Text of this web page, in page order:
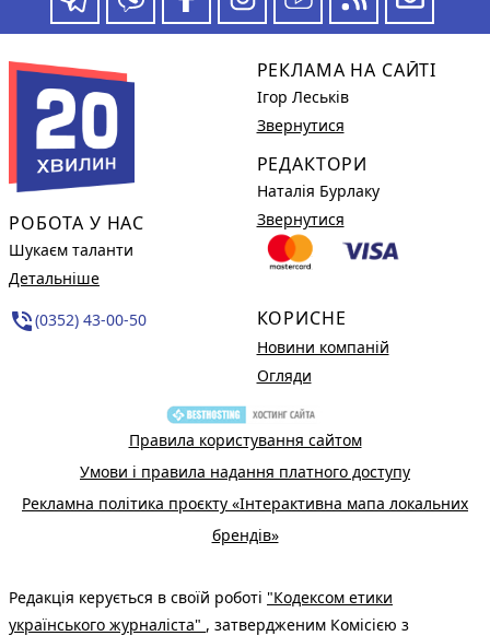
РОБОТА У НАС
Шукаєм таланти
Детальніше
phone_in_talk(0352) 43-00-50
РЕКЛАМА НА САЙТІ
Ігор Леськів
Звернутися
РЕДАКТОРИ
Наталія Бурлаку
Звернутися
КОРИСНЕ
Новини компаній
Огляди
Правила користування сайтом
Умови і правила надання платного доступу
Рекламна політика проєкту «Інтерактивна мапа локальних
брендів»
Редакція керується в своїй роботі "Кодексом етики
українського журналіста" , затвердженим Комісією з